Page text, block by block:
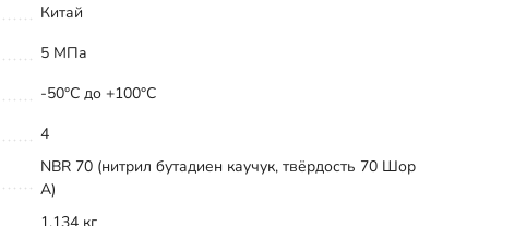
Китай
5 МПа
-50°С до +100°С
4
NBR 70 (нитрил бутадиен каучук, твёрдость 70 Шор
А)